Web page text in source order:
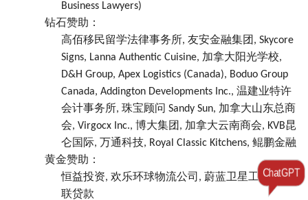
ChatGPT
Business Lawyers)
钻石赞助：
高佰移民留学法律事务所, 友安金融集团, Skycore
Signs, Lanna Authentic Cuisine, 加拿大阳光学校,
D&H Group, Apex Logistics (Canada), Boduo Group
Canada, Addington Developments Inc., 温建业特许
会计事务所, 珠宝顾问 Sandy Sun, 加拿大山东总商
会, Virgocx Inc., 博大集团, 加拿大云南商会, KVB昆
仑国际, 万通科技, Royal Classic Kitchens, 鲲鹏金融
黄金赞助：
恒益投资, 欢乐环球物流公司, 蔚蓝卫星工业园, 君
联贷款